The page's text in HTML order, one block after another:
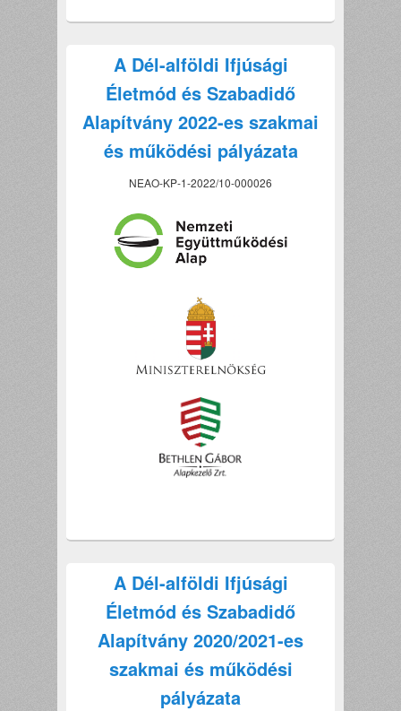
A Dél-alföldi Ifjúsági
Életmód és Szabadidő
Alapítvány 2022-es szakmai
és működési pályázata
NEAO-KP-1-2022/10-000026
A Dél-alföldi Ifjúsági
Életmód és Szabadidő
Alapítvány 2020/2021-es
szakmai és működési
pályázata